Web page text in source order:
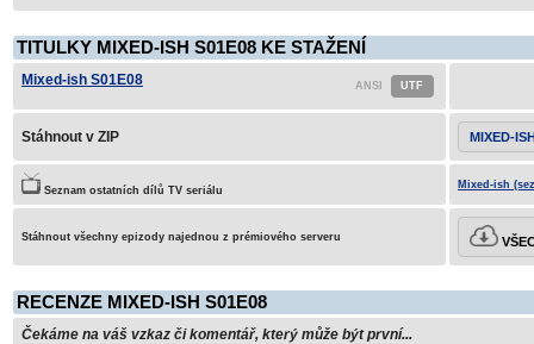
TITULKY MIXED-ISH S01E08 KE STAŽENÍ
Mixed-ish S01E08
Stáhnout v ZIP MIXED-
Seznam ostatních dílů TV seriálu Mixed-ish
Stáhnout všechny epizody najednou z prémiového serveru
RECENZE MIXED-ISH S01E08
Čekáme na váš vzkaz či komentář, který může být první...